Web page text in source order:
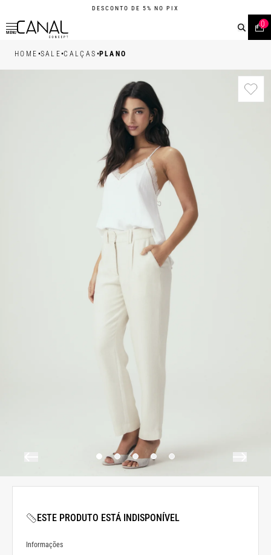
DESCONTO DE 5% NO PIX
MENU
0
HOME •SALE•CALÇAS •PLANO
ESTE PRODUTO ESTÁ INDISPONÍVEL
Informações